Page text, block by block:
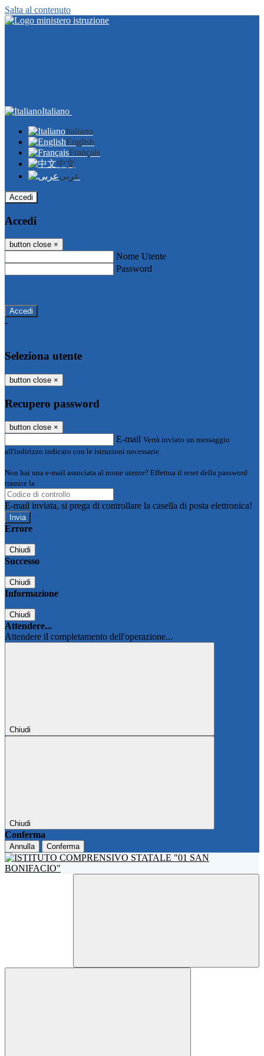
Salta al contenuto
Italiano
Italiano
English
Français
中文
عربى
Accedi
Accedi
button close ×
Nome Utente
Password
-
Seleziona utente
button close ×
Recupero password
button close ×
E-mail Verrà inviato un messaggio
all'indirizzo indicato con le istruzioni necessarie.
Non hai una e-mail associata al nome utente? Effettua il reset della password
tramite la
E-mail inviata, si prega di controllare la casella di posta elettronica!
Errore
Chiudi
Successo
Chiudi
Informazione
Chiudi
Attendere...
Attendere il completamento dell'operazione...
Chiudi
Chiudi
Conferma
Annulla Conferma